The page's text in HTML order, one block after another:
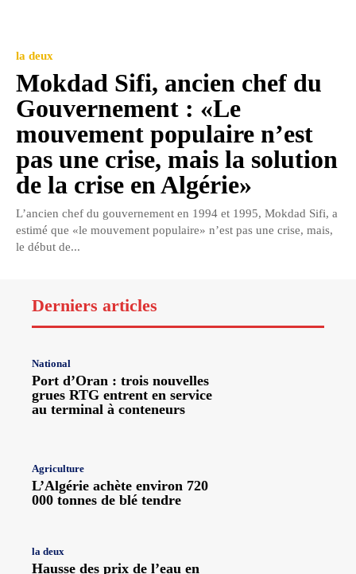
la deux
Mokdad Sifi, ancien chef du
Gouvernement : «Le
mouvement populaire n’est
pas une crise, mais la solution
de la crise en Algérie»
L’ancien chef du gouvernement en 1994 et 1995, Mokdad Sifi, a
estimé que «le mouvement populaire» n’est pas une crise, mais,
le début de...
Derniers articles
National
Port d’Oran : trois nouvelles
grues RTG entrent en service
au terminal à conteneurs
Agriculture
L’Algérie achète environ 720
000 tonnes de blé tendre
la deux
Hausse des prix de l’eau en